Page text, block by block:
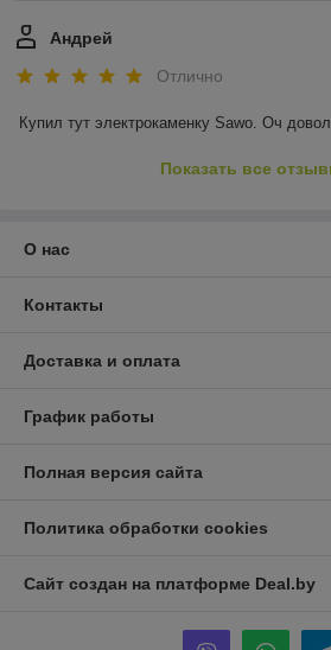
Андрей
Отлично
Купил тут электрокаменку Sawo. Оч
Показать все
О нас
Контакты
Доставка и оплата
График работы
Полная версия сайта
Политика обработки cookies
Сайт создан на платформе Deal.by